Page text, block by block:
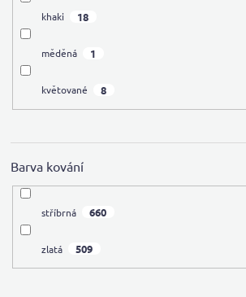
khaki 18
měděná 1
květované 8
Barva kování
stříbrná 660
zlatá 509